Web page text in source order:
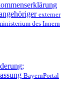
externer
des Innern
BayernPortal